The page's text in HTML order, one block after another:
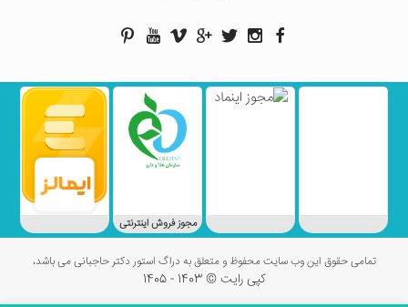
مجوز فروش اینترنتی
تمامی حقوق این وب سایت محفوظ و متعلق به دراگ استور دکتر حاجبانی می باشد،
کپی رایت © 1403 - 1405